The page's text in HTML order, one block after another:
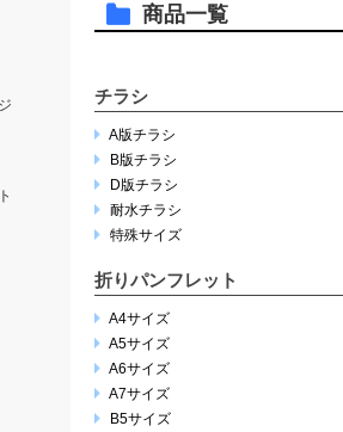
商品一覧
チラシ
A版チラシ
B版チラシ
D版チラシ
耐水チラシ
特殊サイズ
折りパンフレット
A4サイズ
A5サイズ
A6サイズ
A7サイズ
B5サイズ